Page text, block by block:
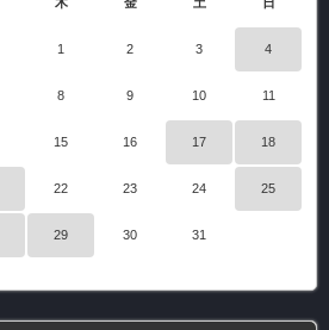
1 2 3 4
8 9 10 11
15 16 17 18
22 23 24 25
29 30 31